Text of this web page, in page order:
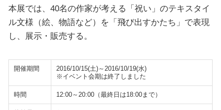
本展では、40名の作家が考える「祝い」のテキスタイ
ル文様（絵、物語など）を「飛び出すかたち」で表現
し、展示・販売する。
開催期間
2016/10/15(土)～2016/10/19(水)
※イベント会期は終了しました
時間 12:00～20:00（最終日は18:00まで）